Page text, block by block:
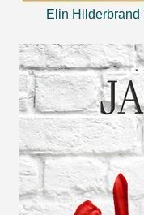
Elin Hilderbrand